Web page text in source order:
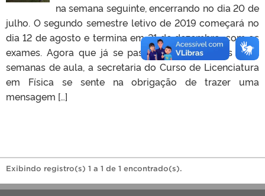
na semana seguinte, encerrando no dia 20 de
julho. O segundo semestre letivo de 2019 começará no
dia 12 de agosto e termina em 21 de dezembro, com os
exames. Agora que já se passaram as primeiras duas
semanas de aula, a secretaria do Curso de Licenciatura
em Física se sente na obrigação de trazer uma
mensagem […]
Exibindo registro(s) 1 a 1 de 1 encontrado(s).